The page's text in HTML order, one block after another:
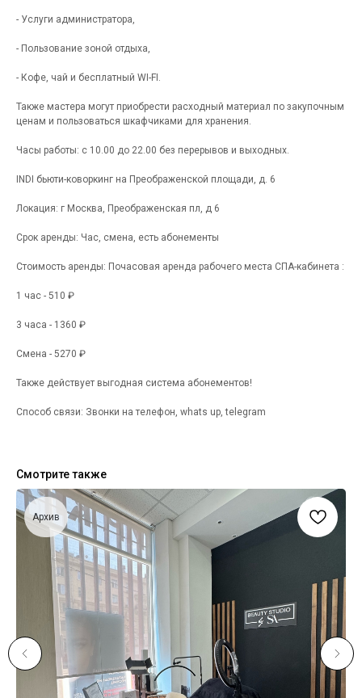
- Услуги администратора,
- Пользование зоной отдыха,
- Кофе, чай и бесплатный WI-FI.
Также мастера могут приобрести расходный материал по закупочным
ценам и пользоваться шкафчиками для хранения.
Часы работы: с 10.00 до 22.00 без перерывов и выходных.
INDI бьюти-коворкинг на Преображенской площади, д. 6
Локация: г Москва, Преображенская пл, д 6
Срок аренды: Час, смена, есть абонементы
Стоимость аренды: Почасовая аренда рабочего места СПА-кабинета :
1 час - 510 ₽
3 часа - 1360 ₽
Смена - 5270 ₽
Также действует выгодная система абонементов!
Способ связи: Звонки на телефон, whats up, telegram
Смотрите также
Архив